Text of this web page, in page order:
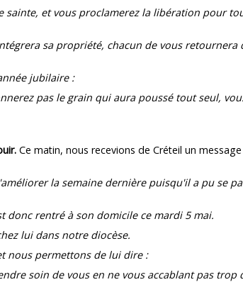
sainte, et vous proclamerez la libération pour
sa propriété, chacun de vous retournera
jubilaire :
pas le grain qui aura poussé tout seul,
Ce matin, nous recevions de Créteil un
la semaine dernière puisqu'il a pu se
donc rentré à son domicile ce mardi 5 mai.
lui dans notre diocèse.
nous permettons de lui dire :
soin de vous en ne vous accablant pas trop